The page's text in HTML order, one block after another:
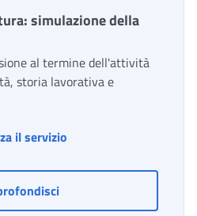
simulazione della
al termine dell'attività
storia lavorativa e
il servizio
La mia pensione futura: